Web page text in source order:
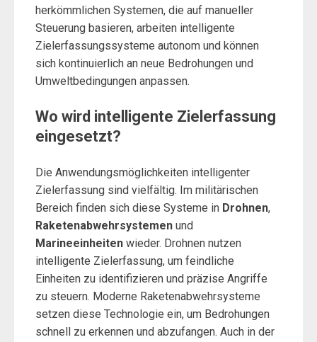
herkömmlichen Systemen, die auf manueller
Steuerung basieren, arbeiten intelligente
Zielerfassungssysteme autonom und können
sich kontinuierlich an neue Bedrohungen und
Umweltbedingungen anpassen.
Wo wird intelligente Zielerfassung
eingesetzt?
Die Anwendungsmöglichkeiten intelligenter
Zielerfassung sind vielfältig. Im militärischen
Bereich finden sich diese Systeme in Drohnen,
Raketenabwehrsystemen und
Marineeinheiten wieder. Drohnen nutzen
intelligente Zielerfassung, um feindliche
Einheiten zu identifizieren und präzise Angriffe
zu steuern. Moderne Raketenabwehrsysteme
setzen diese Technologie ein, um Bedrohungen
schnell zu erkennen und abzufangen. Auch in der